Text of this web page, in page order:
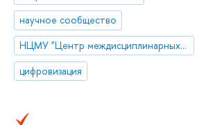
научное сообщество
НЦМУ "Центр междисциплинарных исследований человеческого потенциала"
цифровизация